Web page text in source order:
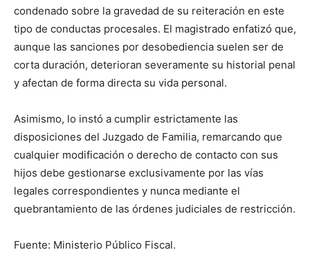
condenado sobre la gravedad de su reiteración en este
tipo de conductas procesales. El magistrado enfatizó que,
aunque las sanciones por desobediencia suelen ser de
corta duración, deterioran severamente su historial penal
y afectan de forma directa su vida personal.
Asimismo, lo instó a cumplir estrictamente las
disposiciones del Juzgado de Familia, remarcando que
cualquier modificación o derecho de contacto con sus
hijos debe gestionarse exclusivamente por las vías
legales correspondientes y nunca mediante el
quebrantamiento de las órdenes judiciales de restricción.
Fuente: Ministerio Público Fiscal.